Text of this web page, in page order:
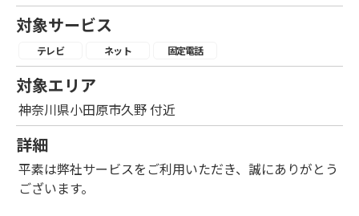
対象サービス
テレビ ネット 固定電話
対象エリア
神奈川県小田原市久野 付近
詳細
平素は弊社サービスをご利用いただき、誠にありがとう
ございます。